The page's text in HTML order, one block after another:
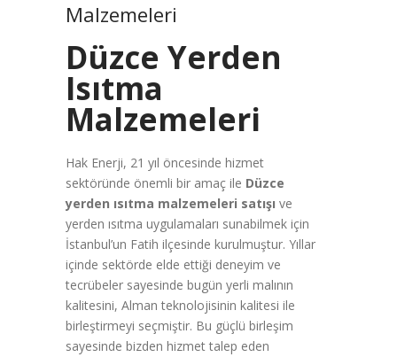
Malzemeleri
Düzce Yerden
Isıtma
Malzemeleri
Hak Enerji, 21 yıl öncesinde hizmet
sektöründe önemli bir amaç ile Düzce
yerden ısıtma malzemeleri satışı ve
yerden ısıtma uygulamaları sunabilmek için
İstanbul’un Fatih ilçesinde kurulmuştur. Yıllar
içinde sektörde elde ettiği deneyim ve
tecrübeler sayesinde bugün yerli malının
kalitesini, Alman teknolojisinin kalitesi ile
birleştirmeyi seçmiştir. Bu güçlü birleşim
sayesinde bizden hizmet talep eden